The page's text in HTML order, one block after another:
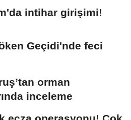
intihar girişimi!
Geçidi'nde feci
orman
inceleme